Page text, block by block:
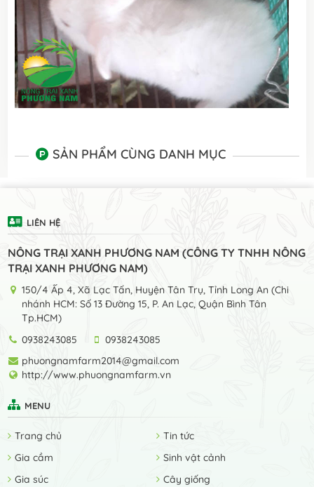
SẢN PHẨM CÙNG DANH MỤC
LIÊN HỆ
NÔNG TRẠI XANH PHƯƠNG NAM (CÔNG TY TNHH NÔNG
TRẠI XANH PHƯƠNG NAM)
150/4 Ấp 4, Xã Lạc Tấn, Huyện Tân Trụ, Tỉnh Long An (Chi
nhánh HCM: Số 13 Đường 15, P. An Lạc, Quận Bình Tân
Tp.HCM)
0938243085
0938243085
phuongnamfarm2014@gmail.com
http://www.phuongnamfarm.vn
MENU
Trang chủ
Tin tức
Gia cầm
Sinh vật cảnh
Gia súc
Cây giống